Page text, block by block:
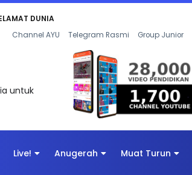
DUNIA
Channel AYU Telegram Rasmi Group Junior
untuk
Live! Anugerah Muat Turun